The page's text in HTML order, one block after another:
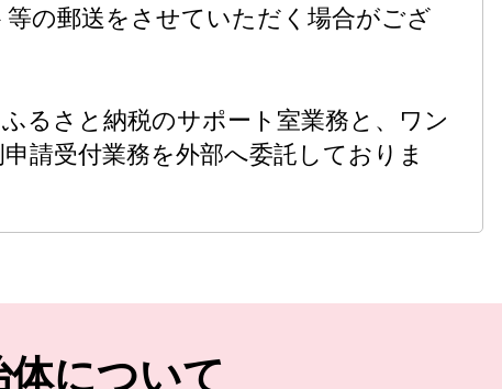
の郵送をさせていただく場合がござ
るさと納税のサポート室業務と、ワン
請受付業務を外部へ委託しておりま
体について